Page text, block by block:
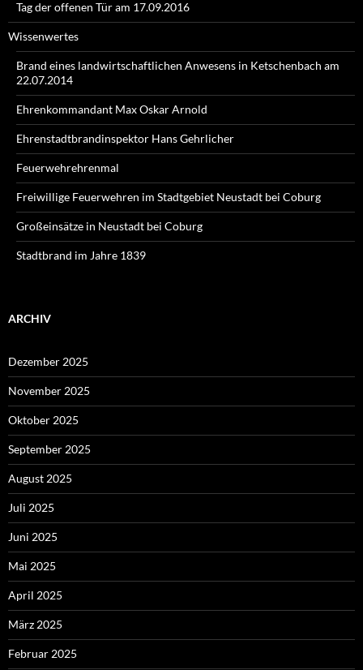
Tag der offenen Tür am 17.09.2016
Wissenwertes
Brand eines landwirtschaftlichen Anwesens in Ketschenbach am
22.07.2014
Ehrenkommandant Max Oskar Arnold
Ehrenstadtbrandinspektor Hans Gehrlicher
Feuerwehrehrenmal
Freiwillige Feuerwehren im Stadtgebiet Neustadt bei Coburg
Großeinsätze in Neustadt bei Coburg
Stadtbrand im Jahre 1839
ARCHIV
Dezember 2025
November 2025
Oktober 2025
September 2025
August 2025
Juli 2025
Juni 2025
Mai 2025
April 2025
März 2025
Februar 2025